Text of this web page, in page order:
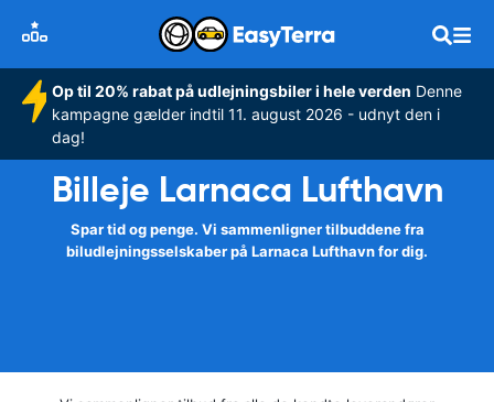
Op til 20% rabat på udlejningsbiler i hele verden Denne
kampagne gælder indtil 11. august 2026 - udnyt den i
dag!
Billeje Larnaca Lufthavn
Spar tid og penge. Vi sammenligner tilbuddene fra
biludlejningsselskaber på Larnaca Lufthavn for dig.